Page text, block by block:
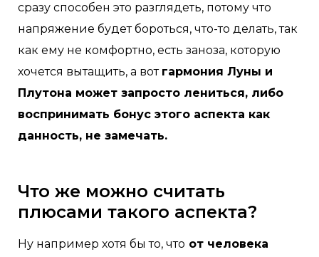
сразу способен это разглядеть, потому что
напряжение будет бороться, что-то делать, так
как ему не комфортно, есть заноза, которую
хочется вытащить, а вот гармония Луны и
Плутона может запросто лениться, либо
воспринимать бонус этого аспекта как
данность, не замечать.
Что же можно считать
плюсами такого аспекта?
Ну например хотя бы то, что от человека